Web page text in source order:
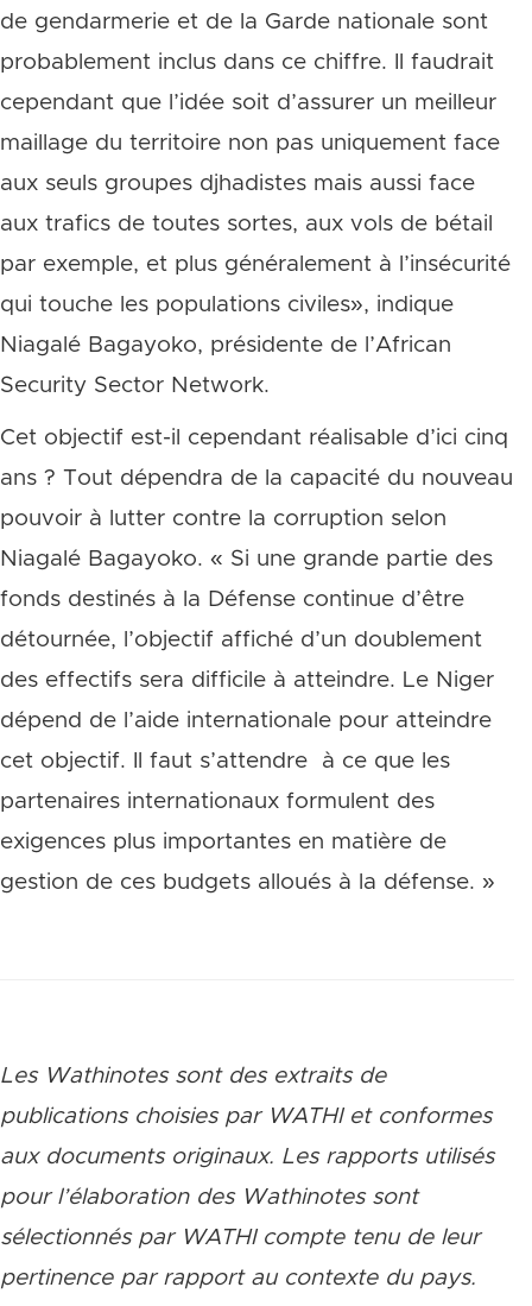
de gendarmerie et de la Garde nationale sont
probablement inclus dans ce chiffre. Il faudrait
cependant que l’idée soit d’assurer un meilleur
maillage du territoire non pas uniquement face
aux seuls groupes djhadistes mais aussi face
aux trafics de toutes sortes, aux vols de bétail
par exemple, et plus généralement à l’insécurité
qui touche les populations civiles», indique
Niagalé Bagayoko, présidente de l’African
Security Sector Network.
Cet objectif est-il cependant réalisable d’ici cinq
ans ? Tout dépendra de la capacité du nouveau
pouvoir à lutter contre la corruption selon
Niagalé Bagayoko. « Si une grande partie des
fonds destinés à la Défense continue d’être
détournée, l’objectif affiché d’un doublement
des effectifs sera difficile à atteindre. Le Niger
dépend de l’aide internationale pour atteindre
cet objectif. Il faut s’attendre à ce que les
partenaires internationaux formulent des
exigences plus importantes en matière de
gestion de ces budgets alloués à la défense. »
Les Wathinotes sont des extraits de
publications choisies par WATHI et conformes
aux documents originaux. Les rapports utilisés
pour l’élaboration des Wathinotes sont
sélectionnés par WATHI compte tenu de leur
pertinence par rapport au contexte du pays.